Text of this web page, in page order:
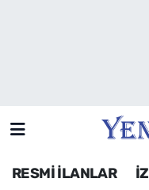
RESMİ İLANLAR
Siyaset